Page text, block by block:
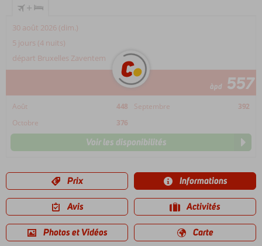
+
30 août 2026 (dim.)
5 jours (4 nuits)
départ Bruxelles Zaventem
àpd 557
Août 448 Septembre
392
Octobre
376
Voir les disponibilités
Prix Informations
Avis Activités
Photos et Vidéos Carte